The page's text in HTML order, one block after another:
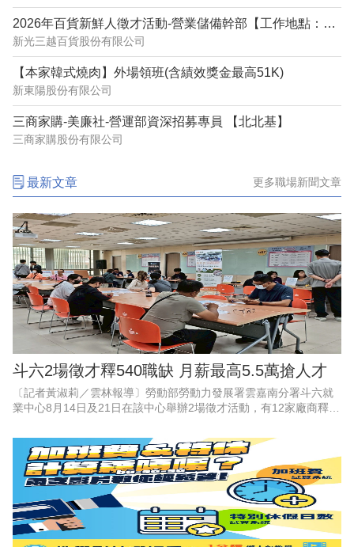
2026年百貨新鮮人徵才活動-營業儲備幹部【工作地點：台北地區】
新光三越百貨股份有限公司
【本家韓式燒肉】外場領班(含績效獎金最高51K)
新東陽股份有限公司
三商家購-美廉社-營運部資深招募專員 【北北基】
三商家購股份有限公司
最新文章 更多職場新聞文章
斗六2場徵才釋540職缺 月薪最高5.5萬搶人才
〔記者黃淑莉／雲林報導〕勞動部勞動力發展署雲嘉南分署斗六就
業中心8月14日及21日在該中心舉辦2場徵才活動，有12家廠商釋出
探索體驗，協助